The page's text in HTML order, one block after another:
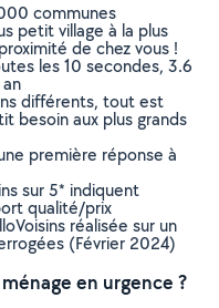
communes
petit village à la plus
de chez vous !
les 10 secondes, 3.6
différents, tout est
besoin aux plus grands
première réponse à
sur 5* indiquent
qualité/prix
réalisée sur un
(Février 2024)
en urgence ?